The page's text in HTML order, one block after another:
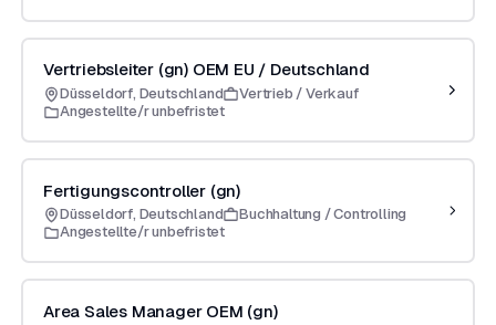
Vertriebsleiter (gn) OEM EU / Deutschland
Düsseldorf, Deutschland
Vertrieb / Verkauf
Angestellte/r unbefristet
Fertigungscontroller (gn)
Düsseldorf, Deutschland
Buchhaltung / Controlling
Angestellte/r unbefristet
Area Sales Manager OEM (gn)